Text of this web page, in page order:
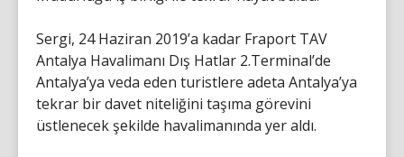
Sergi, 24 Haziran 2019’a kadar Fraport TAV
Antalya Havalimanı Dış Hatlar 2.Terminal’de
Antalya’ya veda eden turistlere adeta Antalya’ya
tekrar bir davet niteliğini taşıma görevini
üstlenecek şekilde havalimanında yer aldı.